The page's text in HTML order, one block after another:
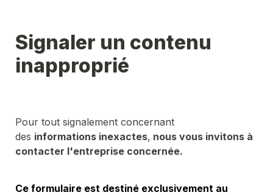
Signaler un contenu
inapproprié
Pour tout signalement concernant
des informations inexactes, nous vous invitons à
contacter l'entreprise concernée.
Ce formulaire est destiné exclusivement au